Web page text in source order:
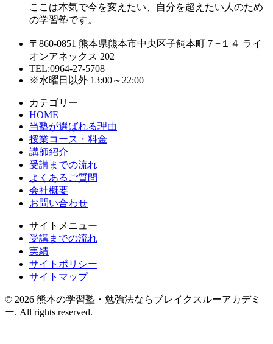
ここは本気で今を変えたい、自分を超えたい人のため
の学習塾です。
〒860-0851 熊本県熊本市中央区子飼本町７−１４ ライ
オンアネックス 202
TEL:0964-27-5708
※水曜日以外 13:00～22:00
カテゴリー
HOME
当塾が選ばれる理由
授業コース・料金
講師紹介
受講までの流れ
よくあるご質問
会社概要
お問い合わせ
サイトメニュー
受講までの流れ
実績
サイトポリシー
サイトマップ
© 2026 熊本の学習塾・勉強法ならブレイクスルーアカデミ
ー. All rights reserved.